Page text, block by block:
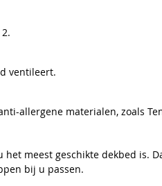
ventileert.
allergene materialen, zoals
meest geschikte dekbed is.
bij u passen.